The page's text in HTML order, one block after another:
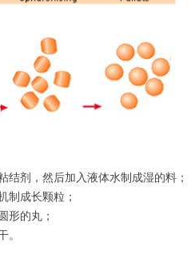
剂，然后加入液体水制成湿的料；
成长颗粒；
的丸；